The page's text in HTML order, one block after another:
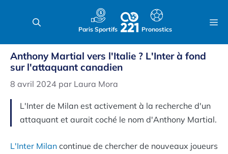
Paris Sportifs Pronostics
Anthony Martial vers l'Italie ? L'Inter à fond
sur l'attaquant canadien
8 avril 2024 par Laura Mora
L'Inter de Milan est activement à la recherche d'un
attaquant et aurait coché le nom d'Anthony Martial.
L'Inter Milan continue de chercher de nouveaux joueurs